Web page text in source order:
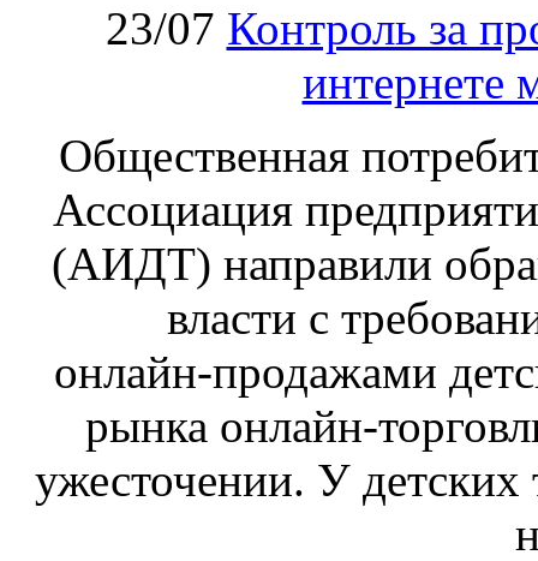
23/07 Контроль за
интернете
Общественная
Ассоциация
(АИДТ) направили
власти с
онлайн‑продажами
рынка онлайн-
ужесточении. У детских